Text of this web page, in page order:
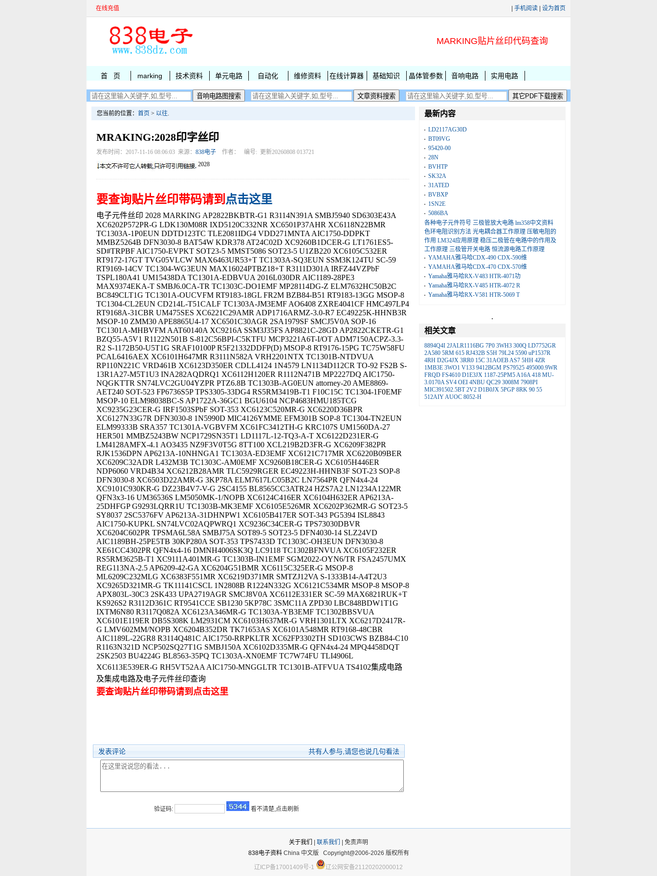
在线充值 手机阅读 设为首页
MARKING贴片丝印代码查询
首 页 marking 技术资料 单元电路 自动化 维修资料 在线计算器 基础知识 晶体管参数 音响电路 实用电路
您当前的位置： 首页 > 以往.
MRAKING:2028印字丝印
发布时间：2017-11-16 08:06:03 来源： 838电子 作者： 编号: 更新20260808 013721
2028
要查询贴片丝印带码请到 点击这里
电子元件丝印 2028 MARKING AP2822BKBTR-G1 R3114N391A SMBJ5940 SD6303E43A
XC6202P572PR-G LDK130M08R IXD5120C332NR XC6501P37AHR XC6118N22BMR
TC1303A-1P0EUN DDTD123TC TLE2081IDG4 VDD271MNTA AIC1750-DDPKT
MMBZ5264B DFN3030-8 BAT54W KDR378 AT24C02D XC9260B1DCER-G LT1761ES5-
SD#TRPBF AIC1750-EVPKT SOT23-5 MMST5086 SOT23-5 U1ZB220 XC6105C532ER
RT9172-17GT TVG05VLCW MAX6463UR53+T TC1303A-SQ3EUN SSM3K124TU SC-59
RT9169-14CV TC1304-WG3EUN MAX16024PTBZ18+T R3111D301A IRFZ44VZPbF
TSPL180A41 UM15438DA TC1301A-EDBVUA 2016L030DR AIC1189-28PE3
MAX9374EKA-T SMBJ6.0CA-TR TC1303C-DO1EMF MP28114DG-Z ELM7632HC50B2C
BC849CLT1G TC1301A-OUCVFM RT9183-18GL FR2M BZB84-B51 RT9183-13GG MSOP-8
TC1304-CL2EUN CD214L-T51CALF TC1303A-JM3EMF AO6408 ZXRE4041CF HMC497LP4
RT9168A-31CBR UM475SES XC6221C29AMR ADP1716ARMZ-3.0-R7 EC49225K-HHNB3R
MSOP-10 ZMM30 APE8865U4-17 XC6501C30AGR 2SA1979SF SMCJ5V0A SOP-16
TC1301A-MHBVFM AAT60140A XC9216A SSM3J35FS AP8821C-28GD AP2822CKETR-G1
BZQ55-A5V1 R1122N501B S-812C56BPI-C5KTFU MCP3221A6T-I/OT ADM7150ACPZ-3.3-
R2 S-1172B50-U5T1G SRAF10100P R5F21332DDFP(D) MSOP-8 RT9176-15PG TC75W58FU
PCAL6416AEX XC6101H647MR R3111N582A VRH2201NTX TC1301B-NTDVUA
RP110N221C VRD461B XC6123D350ER CDLL4124 1N4579 LN1134D112CR TO-92 FS2B S-
13R1A27-M5T1U3 INA282AQDRQ1 XC6112H120ER R1112N471B MP2227DQ AIC1750-
NQGKTTR SN74LVC2GU04YZPR PTZ6.8B TC1303B-AG0EUN attorney-20 AME8869-
AET240 SOT-523 FP6736S5P TPS3305-33DG4 RS5RM3419B-T1 F10C15C TC1304-1F0EMF
MSOP-10 ELM98038BC-S AP1722A-36GC1 BGU6104 NCP4683HMU185TCG
XC9235G23CER-G IRF1503SPbF SOT-353 XC6123C520MR-G XC6220D36BPR
XC6127N33G7R DFN3030-8 1N5990D MIC4126YMME EFM301B SOP-8 TC1304-TN2EUN
ELM99333B SRA357 TC1301A-VGBVFM XC61FC3412TH-G KRC107S UM1560DA-27
HER501 MMBZ5243BW NCP1729SN35T1 LD1117L-12-TQ3-A-T XC6122D231ER-G
LM4128AMFX-4.1 AO3435 NZ9F3V0T5G 8TT100 XCL219B2D3FR-G XC6209F382PR
RJK1536DPN AP6213A-10NHNGA1 TC1303A-ED3EMF XC6121C717MR XC6220B09BER
XC6209C32ADR L432M3B TC1303C-AM0EMF XC9260B18CER-G XC6105H446ER
NDP6060 VRD4B34 XC6212B28AMR TLC5929RGER EC49223H-HHNB3F SOT-23 SOP-8
DFN3030-8 XC6503D22AMR-G 3KP78A ELM7617LC05B2C LN7564PR QFN4x4-24
XC9101C930KR-G DZ23B4V7-V-G 2SC4155 BL8565CC3ATR24 HZS7A2 LN1234A122MR
QFN3x3-16 UM36536S LM5050MK-1/NOPB XC6124C416ER XC6104H632ER AP6213A-
25DHFGP G9293LQRR1U TC1303B-MK3EMF XC6105E526MR XC6202P362MR-G SOT23-5
SY8037 2SC5376FV AP6213A-31DHNPW1 XC6105B417ER SOT-343 PG5394 ISL8843
AIC1750-KUPKL SN74LVC02AQPWRQ1 XC9236C34CER-G TPS73030DBVR
XC6204C602PR TPSMA6L58A SMBJ75A SOT89-5 SOT23-5 DFN4030-14 SLZ24VD
AIC1189BH-25PE5TB 30KP280A SOT-353 TPS7433D TC1303C-OH3EUN DFN3030-8
XE61CC4302PR QFN4x4-16 DMNH4006SK3Q LC9118 TC1302BFNVUA XC6105F232ER
RS5RM3625B-T1 XC9111A401MR-G TC1303B-IN1EMF SGM2022-OYN6/TR FSA2457UMX
REG113NA-2.5 AP6209-42-GA XC6204G51BMR XC6115C325ER-G MSOP-8
ML6209C232MLG XC6383F551MR XC6219D371MR SMTZJ12VA S-1333B14-A4T2U3
XC9265D321MR-G TK11141CSCL 1N2808B R1224N332G XC6121C534MR MSOP-8 MSOP-8
APX803L-30C3 2SK433 UPA2719AGR SMCJ8V0A XC6112E331ER SC-59 MAX6821RUK+T
KS926S2 R3112D361C RT9541CCE SB1230 5KP78C 3SMC11A ZPD30 LBC848BDW1T1G
IXTM6N80 R3117Q082A XC6123A346MR-G TC1303A-YB3EMF TC1302BBSVUA
XC6101E119ER DB5S308K LM2931CM XC6103H637MR-G VRH1301LTX XC6217D2417R-
G LMV602MM/NOPB XC6204B352DR TK71653AS XC6101A548MR RT9168-48CBR
AIC1189L-22GR8 R3114Q481C AIC1750-RRPKLTR XC62FP3302TH SD103CWS BZB84-C10
R1163N321D NCP502SQ27T1G SMBJ150A XC6102D335MR-G QFN4x4-24 MPQ4458DQT
2SK2503 BU4224G BL8563-35PQ TC1303A-XN0EMF TC7W74FU TLI4906L
XC6113E539ER-G RH5VT52AA AIC1750-MNGGLTR TC1301B-ATFVUA TS4102集成电路
及集成电路及电子元件丝印查询
要查询贴片丝印带码请到点击这里
发表评论 共有人参与,请您也说几句看法
验证码: 看不清楚,点击刷新
最新内容
LD2117AG30D
BT09VG
95420-00
28N
BVHTP
SK32A
31ATED
BVBXP
1SN2E
5086BA
各种电子元件符号 三极管放大电路 lm358中文资料
色环电阻识别方法 光电耦合器工作原理 压敏电阻的
作用 LM324应用原理 稳压二极管在电路中的作用及
工作原理 三极管开关电路 恒流源电路工作原理
YAMAHA雅马哈CDX-490 CDX-590维
YAMAHA雅马哈CDX-470 CDX-570维
Yamaha雅马哈RX-V483 HTR-4071功
Yamaha雅马哈RX-V485 HTR-4072 R
Yamaha雅马哈RX-V581 HTR-5069 T
.
相关文章
8894Q4I 2JALR1116BG 7P0 3WH3 300Q LD7752GR
2A580 5RM 615 RJ432B S5H 79L24 5590 uP1537R
4RH D2G4JX 3RR0 15C 31AOEBAS7 5HH 4ZR
1MB3E 3WO1 V133 9412BGM PS79525 495000.9WR
FRQD FS4610 D1E3JX 1187-25PM5A16A 418 MU-
3.0170A SV4 OEI 4NBU QC29 3008M 7908PI
MIC391502.5BT 2V2 D1B0JX 5PGP 8RK 90 55
512AIYAUOC 8052-H
关于我们 联系我们
| 免责声明
838电子资料China 中文版 Copyright@2006-2026 版权所有
辽ICP备17001409号-1 辽公网安备21120202000012